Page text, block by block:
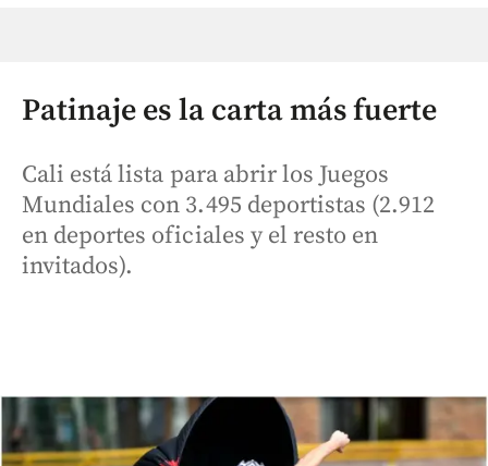
Patinaje es la carta más fuerte
Cali está lista para abrir los Juegos
Mundiales con 3.495 deportistas (2.912
en deportes oficiales y el resto en
invitados).